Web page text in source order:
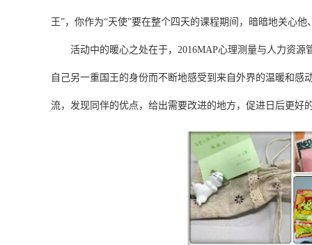
王”，你作为“天使”要在整个四天的课程期间，暗暗地关心
活动中的暖心之处在于， 2016MAP心理测量与人力资源
自己另一重 国王的身份而不断地感受到 来自外界的温暖和感
流，发现同伴的优点，给出需要改进的地方，促进日后更好